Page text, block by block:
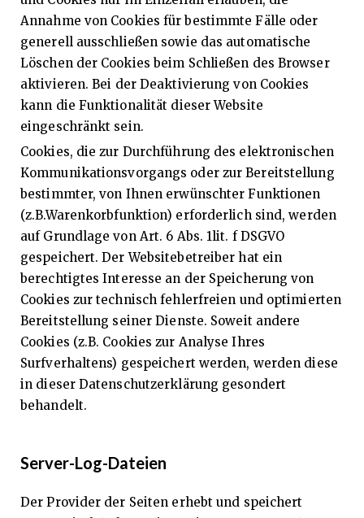
Annahme von Cookies für bestimmte Fälle oder
generell ausschließen sowie das automatische
Löschen der Cookies beim Schließen des Browser
aktivieren. Bei der Deaktivierung von Cookies
kann die Funktionalität dieser Website
eingeschränkt sein.
Cookies, die zur Durchführung des elektronischen
Kommunikationsvorgangs oder zur Bereitstellung
bestimmter, von Ihnen erwünschter Funktionen
(z.B.Warenkorbfunktion) erforderlich sind, werden
auf Grundlage von Art. 6 Abs. 1lit. f DSGVO
gespeichert. Der Websitebetreiber hat ein
berechtigtes Interesse an der Speicherung von
Cookies zur technisch fehlerfreien und optimierten
Bereitstellung seiner Dienste. Soweit andere
Cookies (z.B. Cookies zur Analyse Ihres
Surfverhaltens) gespeichert werden, werden diese
in dieser Datenschutzerklärung gesondert
behandelt.
Server-Log-Dateien
Der Provider der Seiten erhebt und speichert